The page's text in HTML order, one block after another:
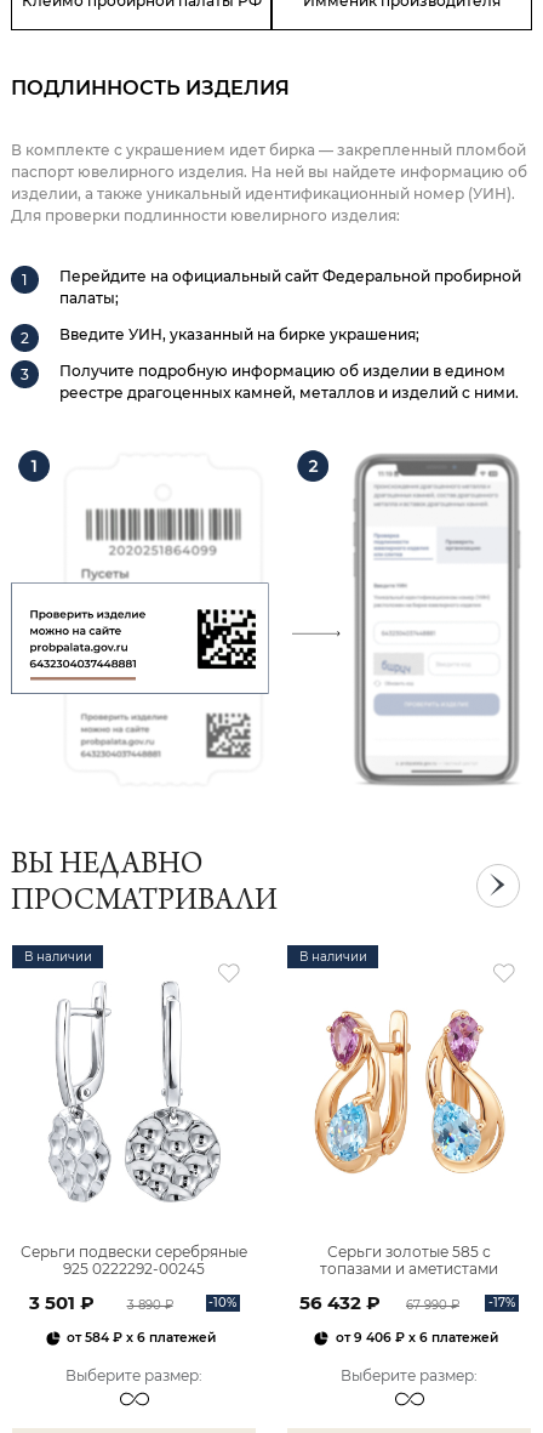
ПОДЛИННОСТЬ ИЗДЕЛИЯ
В комплекте с украшением идет бирка — закрепленный пломбой
паспорт ювелирного изделия. На ней вы найдете информацию об
изделии, а также уникальный идентификационный номер (УИН).
Для проверки подлинности ювелирного изделия:
Перейдите на официальный сайт Федеральной пробирной
палаты;
Введите УИН, указанный на бирке украшения;
Получите подробную информацию об изделии в едином
реестре драгоценных камней, металлов и изделий с ними.
ВЫ НЕДАВНО
ПРОСМАТРИВАЛИ
В наличии
Серьги подвески серебряные
925 0222292-00245
3 501 ₽ 3 890 ₽ -10%
от584 ₽ x 6 платежей
Выберите размер:
В наличии
Серьги золотые 585 с
топазами и аметистами
56 432 ₽ 67 990 ₽ -17%
от9 406 ₽x 6 платежей
Выберите размер: